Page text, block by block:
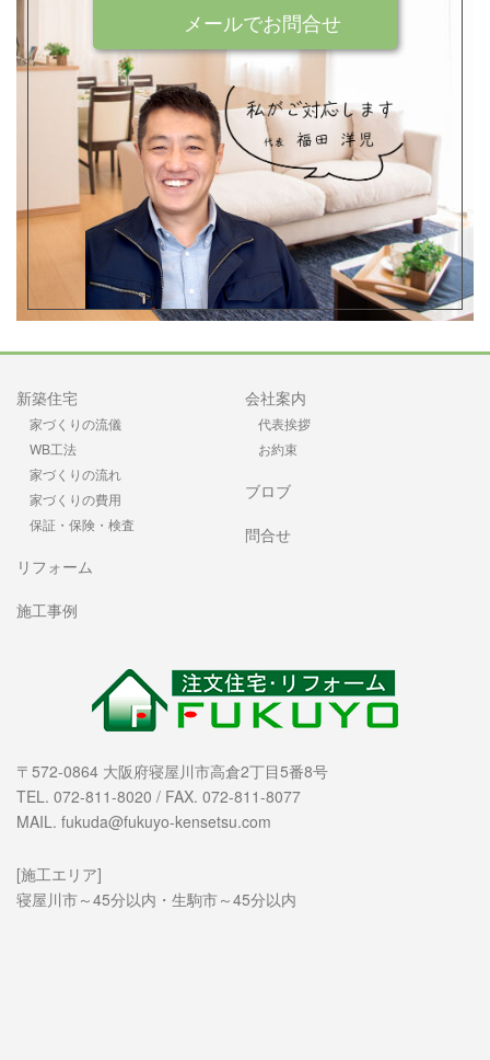
メールでお問合せ
新築住宅
家づくりの流儀
WB工法
家づくりの流れ
家づくりの費用
保証・保険・検査
リフォーム
施工事例
会社案内
代表挨拶
お約束
ブロブ
問合せ
〒572-0864 大阪府寝屋川市高倉2丁目5番8号
TEL. 072-811-8020 / FAX. 072-811-8077
MAIL. fukuda@fukuyo-kensetsu.com
[施工エリア]
寝屋川市～45分以内・生駒市～45分以内